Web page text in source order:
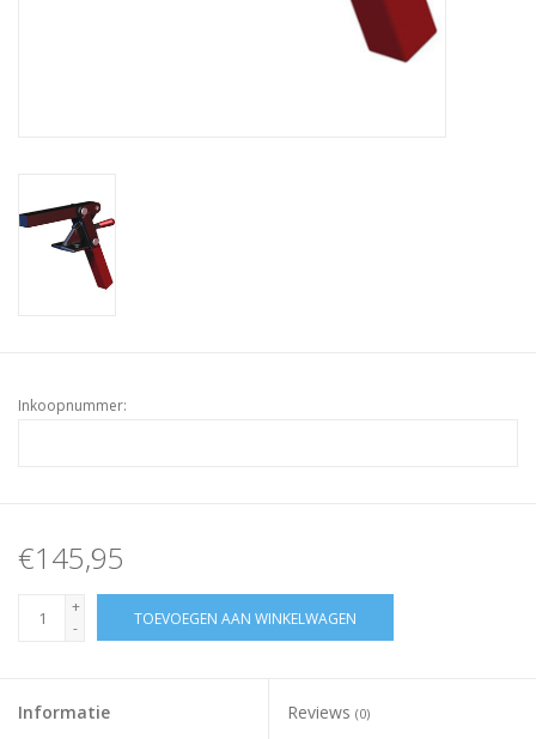
Inkoopnummer:
€145,95
+
-
TOEVOEGEN AAN WINKELWAGEN
Informatie Reviews (0)